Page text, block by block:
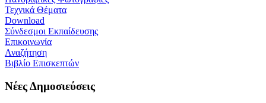
Τεχνικά Θέματα
Download
Σύνδεσμοι Εκπαίδευσης
Επικοινωνία
Αναζήτηση
Βιβλίο Επισκεπτών
Νέες Δημοσιεύσεις